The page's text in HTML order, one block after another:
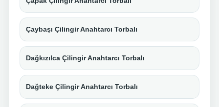
Çaybaşı Çilingir Anahtarcı Torbalı
Dağkızılca Çilingir Anahtarcı Torbalı
Dağteke Çilingir Anahtarcı Torbalı